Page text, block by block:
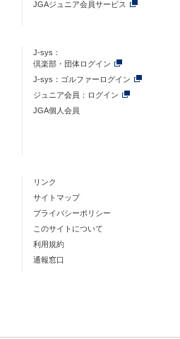
JGAジュニア会員サービス
J-sys：
倶楽部・団体ログイン
J-sys：ゴルファーログイン
ジュニア会員：ログイン
JGA個人会員
リンク
サイトマップ
プライバシーポリシー
このサイトについて
利用規約
通報窓口